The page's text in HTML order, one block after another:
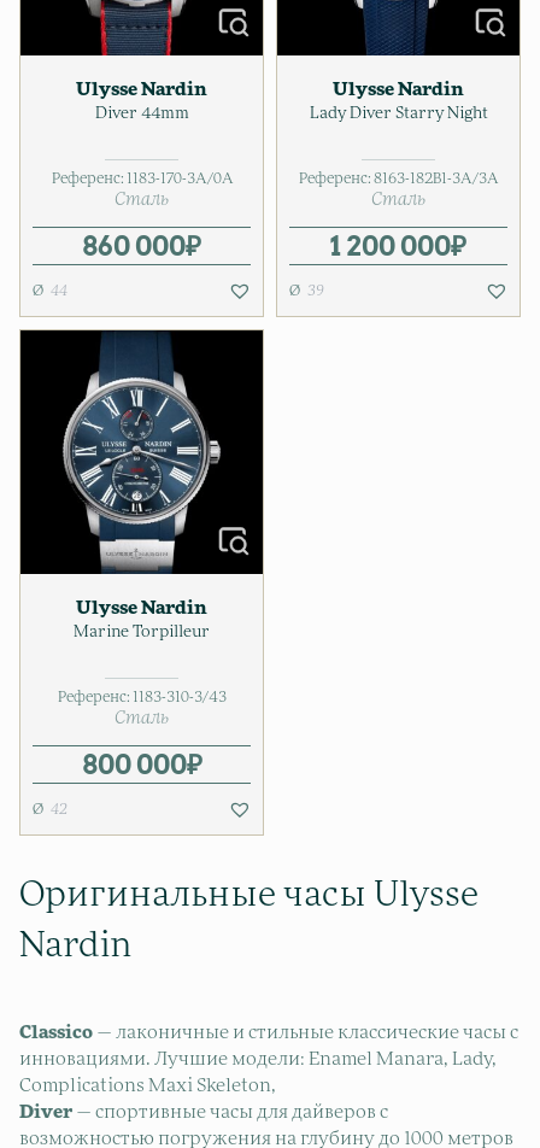
Ulysse Nardin
Diver 44mm
Референс: 1183-170-3A/0A
Сталь
860 000₽
44
Ulysse Nardin
Lady Diver Starry Night
Референс: 8163-182B1-3A/3A
Сталь
1 200 000₽
39
Ulysse Nardin
Marine Torpilleur
Референс: 1183-310-3/43
Сталь
800 000₽
42
Оригинальные часы Ulysse
Nardin
Classico — лаконичные и стильные классические часы с
инновациями. Лучшие модели: Enamel Manara, Lady,
Complications Maxi Skeleton,
Diver — спортивные часы для дайверов с
возможностью погружения на глубину до 1000 метров